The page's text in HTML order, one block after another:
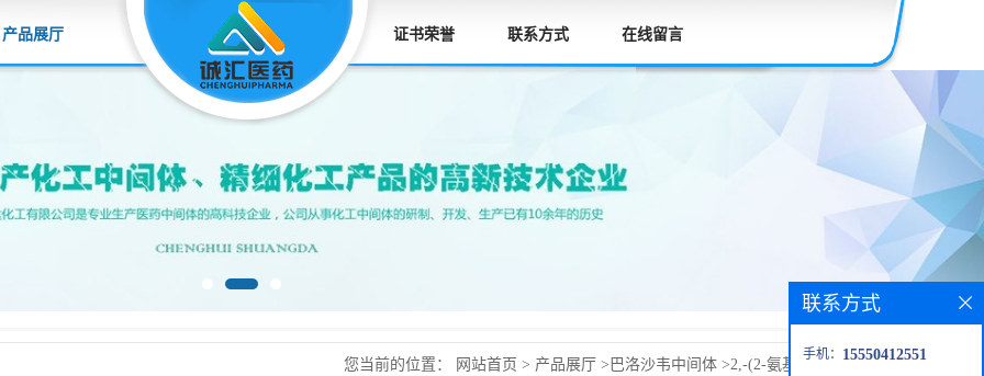
产品展厅 证书荣誉 联系方式 在线留言
您当前的位置： 网站首页 > 产品展厅 > 巴洛沙韦中间体 >2,-(2-氨基乙氧基)-1,1-
联系方式
手机： 15550412551